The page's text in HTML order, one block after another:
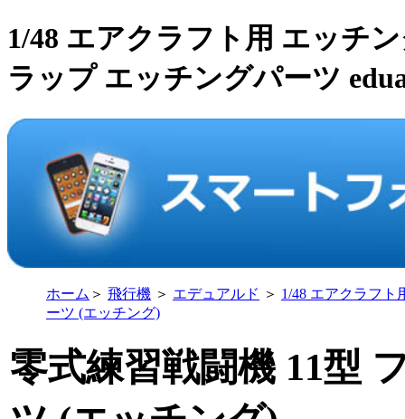
1/48 エアクラフト用 エッチ
ラップ エッチングパーツ
ホーム ＞ 飛行機 ＞ エデュアルド ＞ 1/48 エアクラフト
ーツ (エッチング)
零式練習戦闘機 11型